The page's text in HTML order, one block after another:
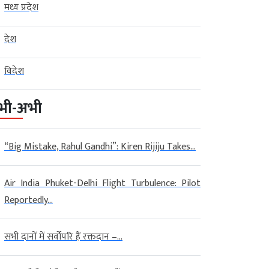
मध्य प्रदेश
देश
विदेश
अभी
“Big Mistake, Rahul Gandhi”: Kiren Rijiju Takes...
Air India Phuket-Delhi Flight Turbulence: Pilot
Reportedly...
सभी दानों में सर्वोपरि हैं रक्तदान –...